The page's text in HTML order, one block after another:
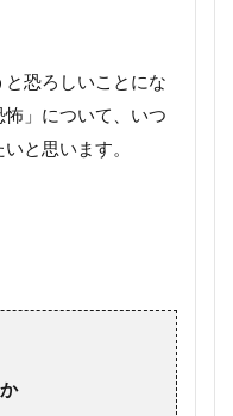
恐ろしいことにな
」について、いつ
と思います。